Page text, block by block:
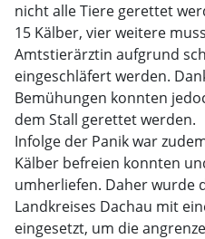
nicht alle Tiere gerettet
15 Kälber, vier weitere
Amtstierärztin aufgrund
eingeschläfert werden.
Bemühungen konnten
dem Stall gerettet werden.
Infolge der Panik war
Kälber befreien konnten
umherliefen. Daher wurde
Landkreises Dachau mit
eingesetzt, um die